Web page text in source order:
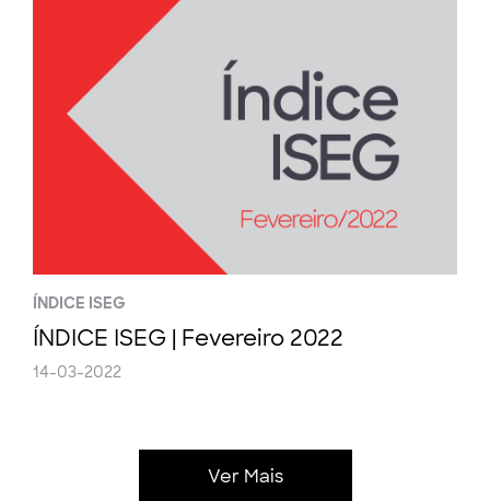
ÍNDICE ISEG
ÍNDICE ISEG | Fevereiro 2022
14-03-2022
Ver Mais